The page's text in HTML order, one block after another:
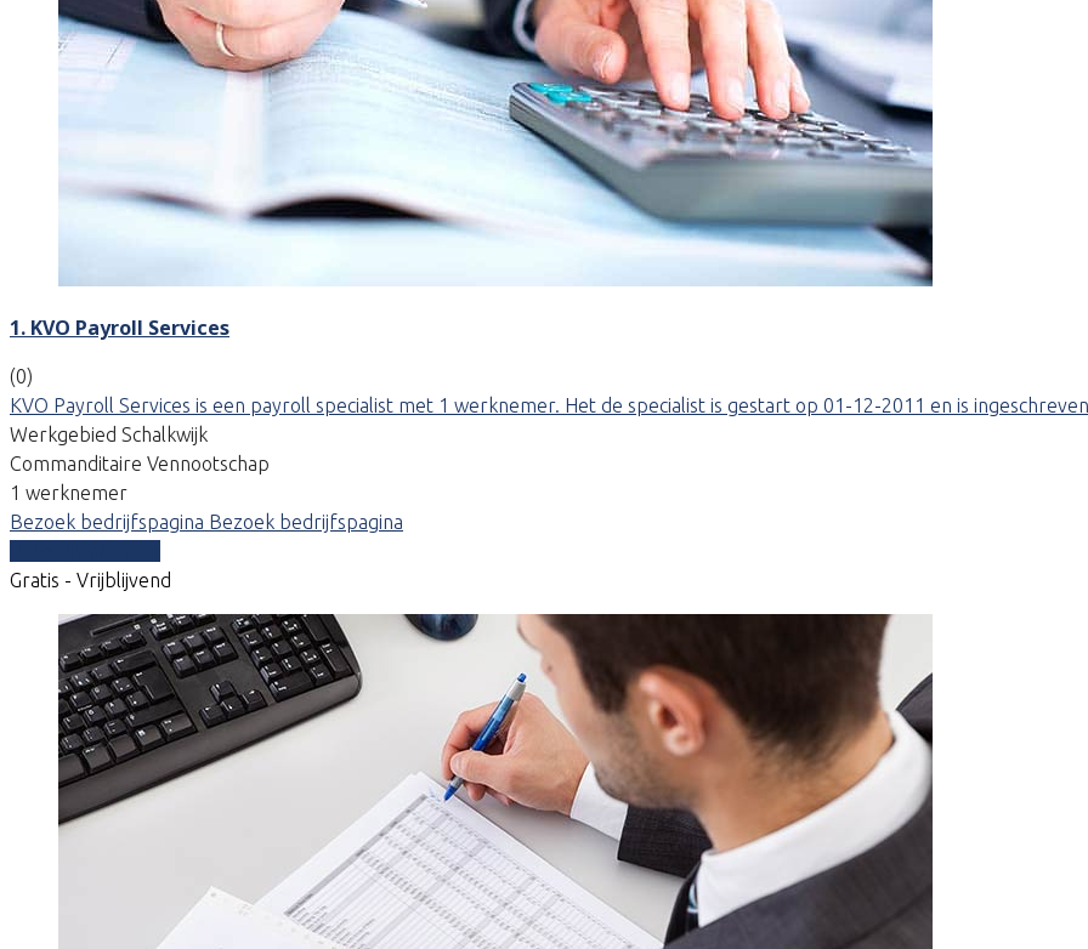
1. KVO Payroll Services
(0)
KVO Payroll Services is een payroll specialist met 1 werknemer. Het de specialist is gestart op 01-12-2011 en is
Werkgebied Schalkwijk
Commanditaire Vennootschap
1 werknemer
Bezoek bedrijfspagina Bezoek bedrijfspagina
Gratis - Vrijblijvend